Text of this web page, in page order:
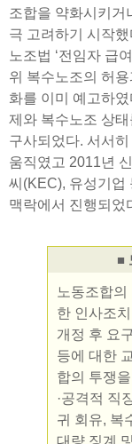
조합을 약화시키거
극 고려하기 시작
노조법 ‘전임자 급
위 복수노조의 허
화를 이미 예고하
제와 복수노조 상
구사되었다. 서서
움직였고 2011년
씨(KEC), 유성기업
맥락에서 진행되었
■
노동조합
한 인사조
개정 후 요
등에 대한
합의 투쟁
·공격적 직
귀 회유, 복
대량 징계